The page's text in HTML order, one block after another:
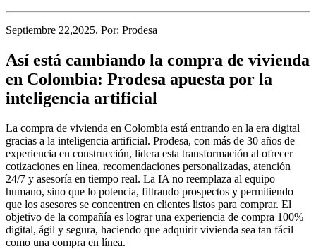
Septiembre 22,2025. Por: Prodesa
Así está cambiando la compra de vivienda
en Colombia: Prodesa apuesta por la
inteligencia artificial
La compra de vivienda en Colombia está entrando en la era digital
gracias a la inteligencia artificial. Prodesa, con más de 30 años de
experiencia en construcción, lidera esta transformación al ofrecer
cotizaciones en línea, recomendaciones personalizadas, atención
24/7 y asesoría en tiempo real. La IA no reemplaza al equipo
humano, sino que lo potencia, filtrando prospectos y permitiendo
que los asesores se concentren en clientes listos para comprar. El
objetivo de la compañía es lograr una experiencia de compra 100%
digital, ágil y segura, haciendo que adquirir vivienda sea tan fácil
como una compra en línea.